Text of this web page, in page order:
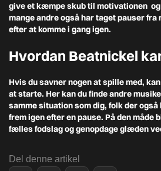
give et kæmpe skub til motivationen
mange andre også har taget pauser
efter at komme i gang igen.
Hvordan Beatnickel
Hvis du savner nogen at spille med,
at starte. Her kan du finde andre
samme situation som dig, folk der
frem igen efter en pause. På den måde
fælles fodslag og genopdage glæden
Del denne artikel